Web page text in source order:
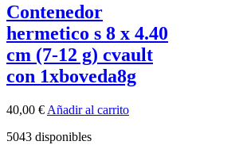
Contenedor
hermetico s 8 x 4.40
cm (7-12 g) cvault
con 1xboveda8g
40,00 € Añadir al carrito
5043 disponibles